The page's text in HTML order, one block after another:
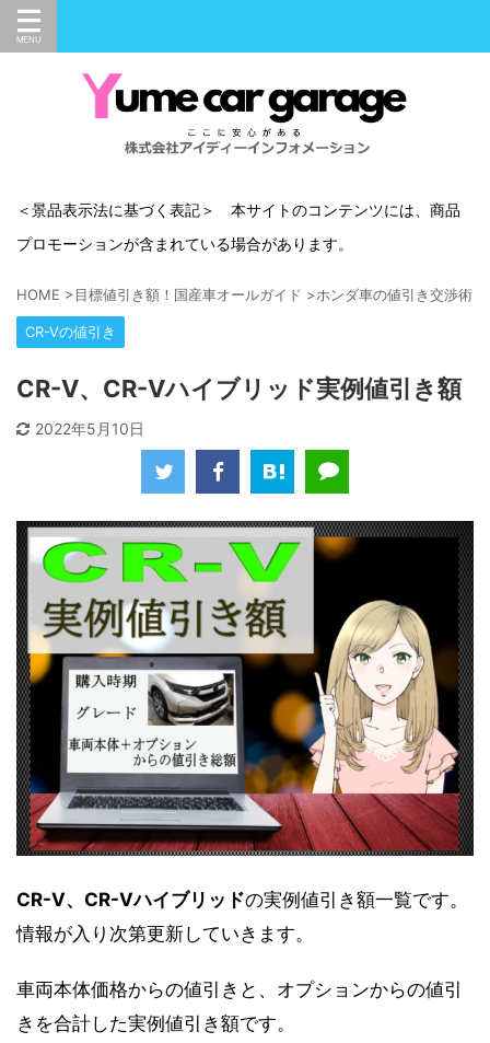
＜景品表示法に基づく表記＞ 本サイトのコンテンツには、商品
プロモーションが含まれている場合があります。
HOME >目標値引き額！国産車オールガイド >ホンダ車の値引き交渉術
CR-Vの値引き
CR-V、CR-Vハイブリッド実例値引き額
2022年5月10日
CR-V、CR-Vハイブリッドの実例値引き額一覧です。
情報が入り次第更新していきます。
車両本体価格からの値引きと、オプションからの値引
きを合計した実例値引き額です。